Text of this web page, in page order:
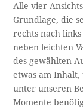
Alle vier
Grundlage, die
rechts nach
neben leichten
des gewählten
etwas am
unter unseren
Momente